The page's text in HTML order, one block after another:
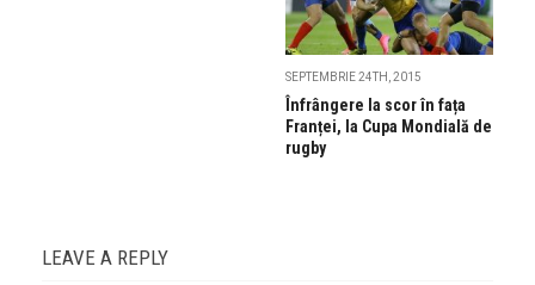
SEPTEMBRIE 24TH, 2015
Înfrângere la scor în fața
Franței, la Cupa Mondială de
rugby
LEAVE A REPLY